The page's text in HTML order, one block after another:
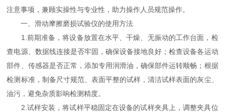
注意事项，兼顾实操性与专业性，助力操作人员规范操作。
一、滑动摩擦磨损试验仪的使用方法
1.前期准备，将设备放置在水平、干燥、无振动的工作台面，检
查电源、数据线连接是否牢固，确保设备接地良好；检查设备各运动
部件、传感器是否正常，添加专用润滑油，确保部件运转顺畅；根据
检测标准，制备尺寸规范、表面平整的试样，清洁试样表面的灰尘、
油污，避免杂质影响检测精度。
2.试样安装，将试样平稳固定在设备的试样夹具上，调整夹具位